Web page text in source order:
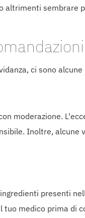
ci sono
moderazione.
Inoltre,
presenti
medico prima di